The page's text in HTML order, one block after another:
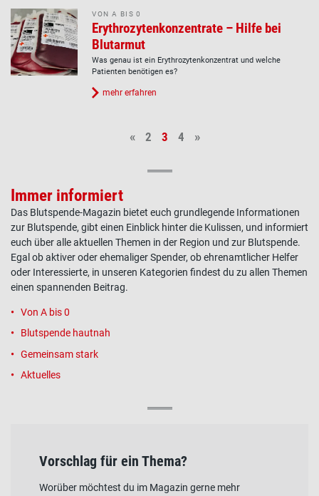
VON A BIS 0
Erythrozytenkonzentrate – Hilfe bei
Blutarmut
Was genau ist ein Erythrozytenkonzentrat und welche
Patienten benötigen es?
mehr erfahren
Vorherige Seite
« Seite
2 Aktuelle Seite
3 Seite
4 Nächste Seite
»
Immer informiert
Das Blutspende-Magazin bietet euch grundlegende Informationen
zur Blutspende, gibt einen Einblick hinter die Kulissen, und informiert
euch über alle aktuellen Themen in der Region und zur Blutspende.
Egal ob aktiver oder ehemaliger Spender, ob ehrenamtlicher Helfer
oder Interessierte, in unseren Kategorien findest du zu allen Themen
einen spannenden Beitrag.
Von A bis 0
Blutspende hautnah
Gemeinsam stark
Aktuelles
Vorschlag für ein Thema?
Worüber möchtest du im Magazin gerne mehr